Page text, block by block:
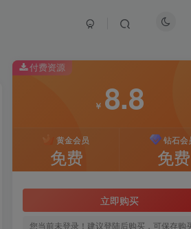
付费资源
￥ 8.8
黄金会员
免费
钻石会
免费
立即购买
您当前未登录！建议登陆后购买，可保存购